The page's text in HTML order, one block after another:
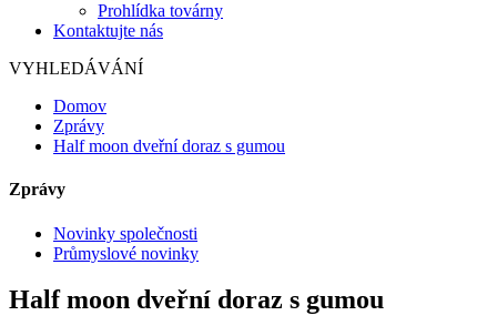
Prohlídka továrny
Kontaktujte nás
VYHLEDÁVÁNÍ
Domov
Zprávy
Half moon dveřní doraz s gumou
Zprávy
Novinky společnosti
Průmyslové novinky
Half moon dveřní doraz s gumou